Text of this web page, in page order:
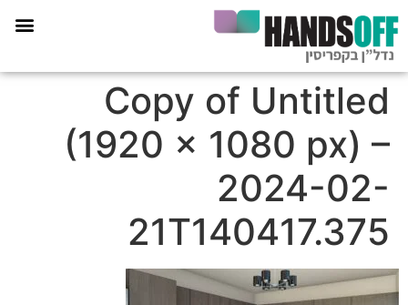
Copy of Untitled
(1920 × 1080 px) –
2024-02-
21T140417.375